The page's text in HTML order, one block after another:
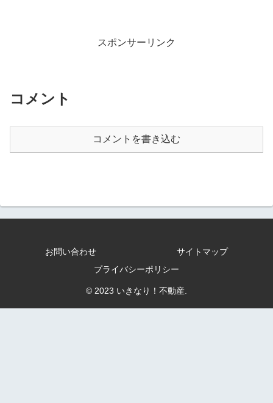
スポンサーリンク
コメント
コメントを書き込む
お問い合わせ
サイトマップ
プライバシーポリシー
© 2023 いきなり！不動産.